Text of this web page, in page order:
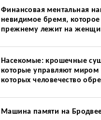
Финансовая ментальная
невидимое бремя,
прежнему лежит на
Насекомые: крошечные
которые управляют миром
которых человечество
Машина памяти на